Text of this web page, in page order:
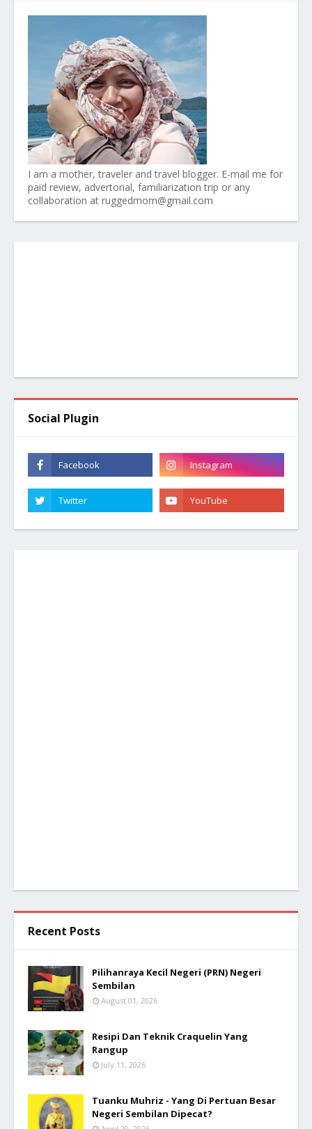
I am a mother, traveler and travel blogger. E-mail me for
paid review, advertorial, familiarization trip or any
collaboration at ruggedmom@gmail.com
Social Plugin
Recent Posts
Pilihanraya Kecil Negeri (PRN) Negeri
Sembilan
August 01, 2026
Resipi Dan Teknik Craquelin Yang
Rangup
July 11, 2026
Tuanku Muhriz - Yang Di Pertuan Besar
Negeri Sembilan Dipecat?